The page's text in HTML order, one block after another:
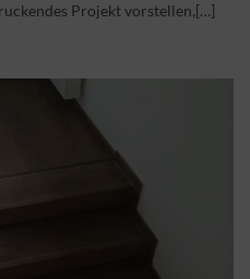
Projekt vorstellen,[…]